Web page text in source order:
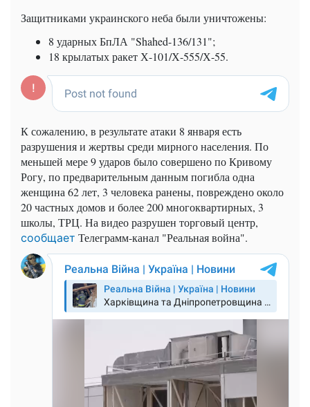
Защитниками украинского неба были уничтожены:
8 ударных БпЛА "Shahed-136/131";
18 крылатых ракет Х-101/Х-555/Х-55.
К сожалению, в результате атаки 8 января есть
разрушения и жертвы среди мирного населения. По
меньшей мере 9 ударов было совершено по Кривому
Рогу, по предварительным данным погибла одна
женщина 62 лет, 3 человека ранены, повреждено около
20 частных домов и более 200 многоквартирных, 3
школы, ТРЦ. На видео разрушен торговый центр,
сообщает Телеграмм-канал "Реальная война".